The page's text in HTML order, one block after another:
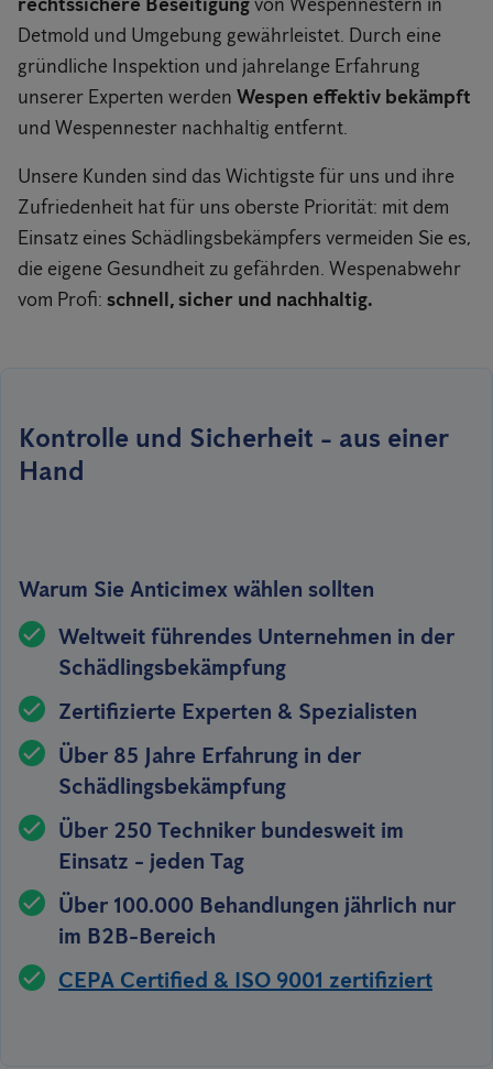
Detmold und Umgebung gewährleistet. Durch eine
gründliche Inspektion und jahrelange Erfahrung
unserer Experten werden Wespen effektiv bekämpft
und Wespennester nachhaltig entfernt.
Unsere Kunden sind das Wichtigste für uns und ihre
Zufriedenheit hat für uns oberste Priorität: mit dem
Einsatz eines Schädlingsbekämpfers vermeiden Sie es,
die eigene Gesundheit zu gefährden. Wespenabwehr
vom Profi: schnell, sicher und nachhaltig.
Kontrolle und Sicherheit - aus einer
Hand
Warum Sie Anticimex wählen sollten
Weltweit führendes Unternehmen in der
Schädlingsbekämpfung
Zertifizierte Experten & Spezialisten
Über 85 Jahre Erfahrung in der
Schädlingsbekämpfung
Über 250 Techniker bundesweit im
Einsatz - jeden Tag
Über 100.000 Behandlungen jährlich nur
im B2B-Bereich
CEPA Certified & ISO 9001 zertifiziert